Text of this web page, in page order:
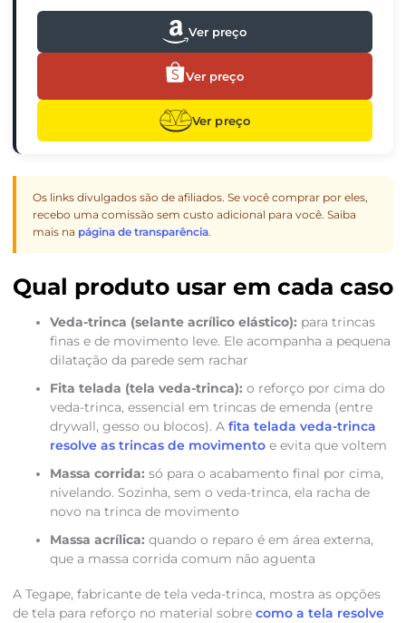
Ver preço
Ver preço
Ver preço
Os links divulgados são de afiliados. Se você comprar por eles,
recebo uma comissão sem custo adicional para você. Saiba
mais na página de transparência.
Qual produto usar em cada caso
Veda-trinca (selante acrílico elástico): para trincas
finas e de movimento leve. Ele acompanha a pequena
dilatação da parede sem rachar
Fita telada (tela veda-trinca): o reforço por cima do
veda-trinca, essencial em trincas de emenda (entre
drywall, gesso ou blocos). A fita telada veda-trinca
resolve as trincas de movimentoe evita que voltem
Massa corrida: só para o acabamento final por cima,
nivelando. Sozinha, sem o veda-trinca, ela racha de
novo na trinca de movimento
Massa acrílica: quando o reparo é em área externa,
que a massa corrida comum não aguenta
A Tegape, fabricante de tela veda-trinca, mostra as opções
de tela para reforço no material sobre como a tela resolve